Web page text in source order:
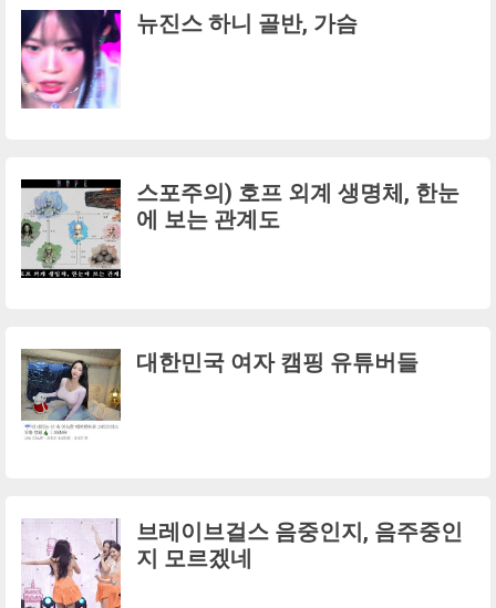
뉴진스 하니 골반, 가슴
스포주의) 호프 외계 생명체, 한눈
에 보는 관계도
대한민국 여자 캠핑 유튜버들
브레이브걸스 음중인지, 음주중인
지 모르겠네